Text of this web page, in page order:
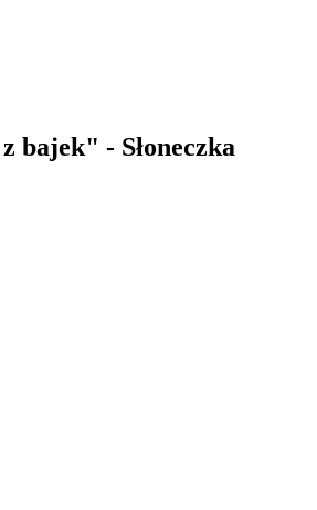
bajek" - Słoneczka